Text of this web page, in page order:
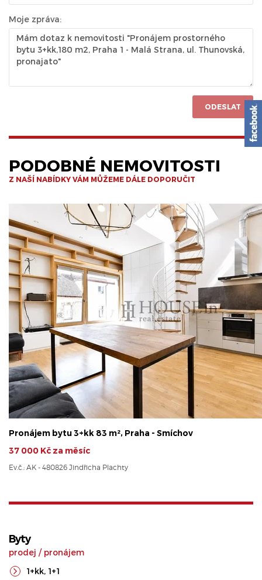
Moje zpráva:
ODESLAT
PODOBNÉ NEMOVITOSTI
Z NAŠÍ NABÍDKY VÁM MŮŽEME DÁLE DOPORUČIT
Pronájem bytu 3+kk 83 m², Praha - Smíchov
37 000 Kč za měsíc
Ev.č.: AK - 480826 Jindřicha Plachty
Byty
prodej / pronájem
1+kk, 1+1